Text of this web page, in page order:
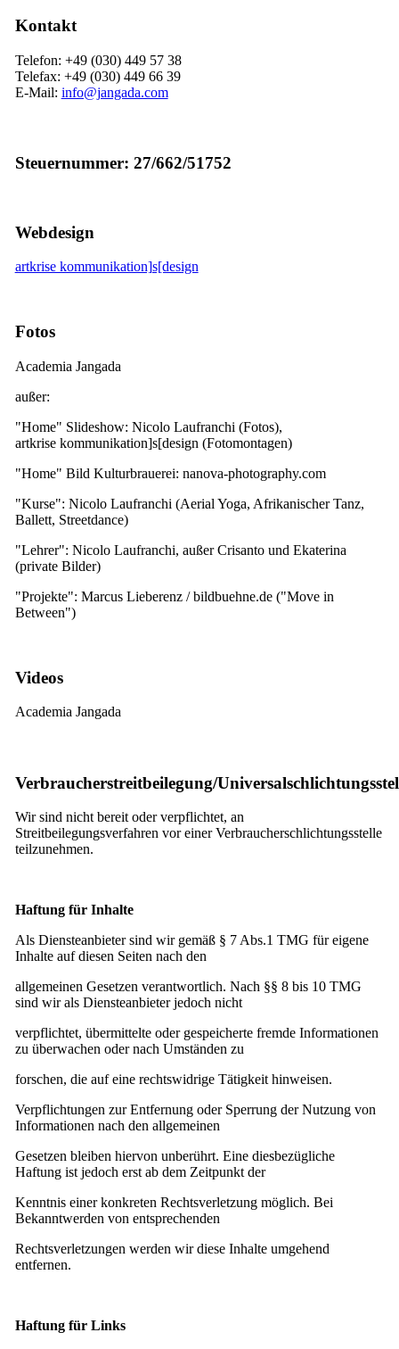
Kontakt
Telefon: +49 (030) 449 57 38
Telefax: +49 (030) 449 66 39
E-Mail: info@jangada.com
Steuernummer: 27/662/51752
Webdesign
artkrise kommunikation]s[design
Fotos
Academia Jangada
außer:
"Home" Slideshow: Nicolo Laufranchi (Fotos),
artkrise kommunikation]s[design (Fotomontagen)
"Home" Bild Kulturbrauerei: nanova-photography.com
"Kurse": Nicolo Laufranchi (Aerial Yoga, Afrikanischer Tanz,
Ballett, Streetdance)
"Lehrer": Nicolo Laufranchi, außer Crisanto und Ekaterina
(private Bilder)
"Projekte": Marcus Lieberenz / bildbuehne.de ("Move in
Between")
Videos
Academia Jangada
Verbraucherstreitbeilegung/
Wir sind nicht bereit oder verpflichtet, an
Streitbeilegungsverfahren vor einer Verbraucherschlichtungsstelle
teilzunehmen.
Haftung für Inhalte
Als Diensteanbieter sind wir gemäß § 7 Abs.1 TMG für eigene
Inhalte auf diesen Seiten nach den
allgemeinen Gesetzen verantwortlich. Nach §§ 8 bis 10 TMG
sind wir als Diensteanbieter jedoch nicht
verpflichtet, übermittelte oder gespeicherte fremde Informationen
zu überwachen oder nach Umständen zu
forschen, die auf eine rechtswidrige Tätigkeit hinweisen.
Verpflichtungen zur Entfernung oder Sperrung der Nutzung von
Informationen nach den allgemeinen
Gesetzen bleiben hiervon unberührt. Eine diesbezügliche
Haftung ist jedoch erst ab dem Zeitpunkt der
Kenntnis einer konkreten Rechtsverletzung möglich. Bei
Bekanntwerden von entsprechenden
Rechtsverletzungen werden wir diese Inhalte umgehend
entfernen.
Haftung für Links